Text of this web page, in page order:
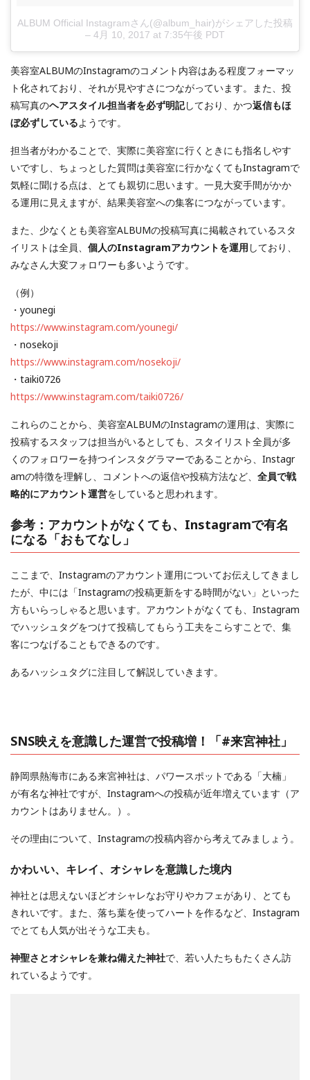
ALBUM Official Instagramさん(@album_hair)がシェアした投稿
– 4月 10, 2017 at 7:35午後 PDT
美容室ALBUMのInstagramのコメント内容はある程度フォーマッ
ト化されており、それが見やすさにつながっています。また、投
稿写真のヘアスタイル担当者を必ず明記しており、かつ返信もほ
ぼ必ずしているようです。
担当者がわかることで、実際に美容室に行くときにも指名しやす
いですし、ちょっとした質問は美容室に行かなくてもInstagramで
気軽に聞ける点は、とても親切に思います。一見大変手間がかか
る運用に見えますが、結果美容室への集客につながっています。
また、少なくとも美容室ALBUMの投稿写真に掲載されているスタ
イリストは全員、 個人のInstagramアカウントを運用 しており、
みなさん大変フォロワーも多いようです。
（例）
・younegi
https://www.instagram.com/younegi/
・nosekoji
https://www.instagram.com/nosekoji/
・taiki0726
https://www.instagram.com/taiki0726/
これらのことから、美容室ALBUMのInstagramの運用は、実際に
投稿するスタッフは担当がいるとしても、スタイリスト全員が多
くのフォロワーを持つインスタグラマーであることから、Instagr
amの特徴を理解し、コメントへの返信や投稿方法など、 全員で戦
略的にアカウント運営をしていると思われます。
参考：アカウントがなくても、Instagramで有名
になる「おもてなし」
ここまで、Instagramのアカウント運用についてお伝えしてきまし
たが、中には「Instagramの投稿更新をする時間がない」といった
方もいらっしゃると思います。アカウントがなくても、Instagram
でハッシュタグをつけて投稿してもらう工夫をこらすことで、集
客につなげることもできるのです。
あるハッシュタグに注目して解説していきます。
SNS映えを意識した運営で投稿増！「#来宮神社」
静岡県熱海市にある来宮神社は、パワースポットである「大楠」
が有名な神社ですが、Instagramへの投稿が近年増えています（ア
カウントはありません。）。
その理由について、Instagramの投稿内容から考えてみましょう。
かわいい、キレイ、オシャレを意識した境内
神社とは思えないほどオシャレなお守りやカフェがあり、とても
きれいです。また、落ち葉を使ってハートを作るなど、Instagram
でとても人気が出そうな工夫も。
神聖さとオシャレを兼ね備えた神社で、若い人たちもたくさん訪
れているようです。